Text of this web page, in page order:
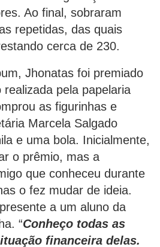
Ao final, sobraram
repetidas, das quais
cerca de 230.
Jhonatas foi premiado
pela papelaria
as figurinhas e
Marcela Salgado
e uma bola. Inicialmente,
o prêmio, mas a
que conheceu durante
o fez mudar de ideia.
a um aluno da
“Conheço todas as
financeira delas.